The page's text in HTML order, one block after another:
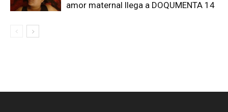
amor maternal llega a DOQUMENTA 14